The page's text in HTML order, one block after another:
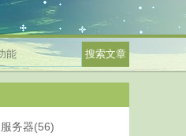
服务器(56)